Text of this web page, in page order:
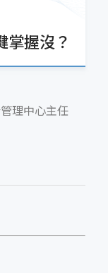
掌握沒？
理中心主任